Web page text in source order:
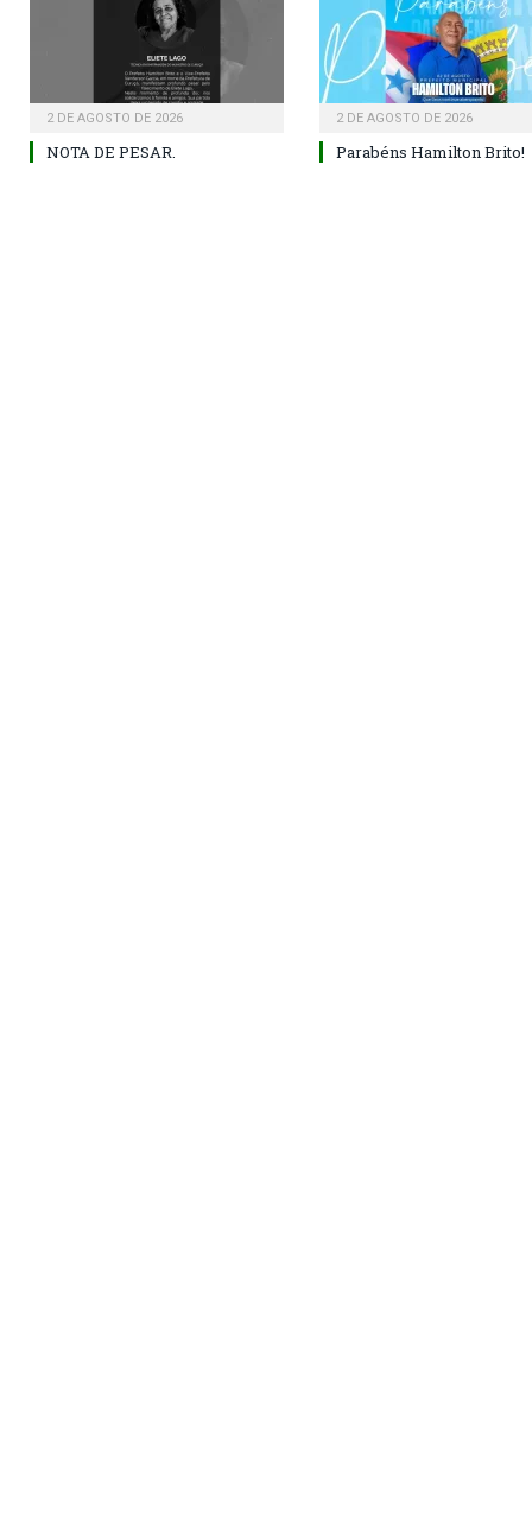
2 DE AGOSTO DE 2026
NOTA DE PESAR.
2 DE AGOSTO DE 2026
Parabéns Hamilton Brito!